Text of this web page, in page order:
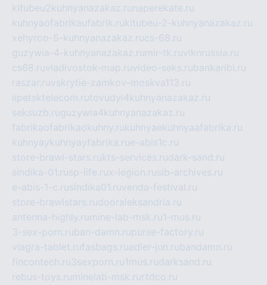
kitubeu2kuhnyanazakaz.ru naperekate.ru
kuhnyaofabrikaufabrik.rukitubeu-2-kuhnyanazakaz.ru
xehyroo-5-kuhnyanazakaz.rucs-68.ru
guzywia-4-kuhnyanazakaz.ru mir-tk.ruvlknrussia.ru
cs68.ruvladivostok-map.ruvideo-seks.rubankaribi.ru
raszar.ruvskrytie-zamkov-moskva113.ru
lipetsktelecom.rutovudyi4kuhnyanazakaz.ru
seksuzb.ruguzywia4kuhnyanazakaz.ru
fabrikaofabrikaokuhny.rukuhnyaekuhnyaafabrika.ru
kuhnyaykuhnyayfabrika.rue-abis1c.ru
store-brawl-stars.rukts-services.rudark-sand.ru
sindika-01.rusp-life.rux-legion.rusib-archives.ru
e-abis-1-c.rusindika01.ruvenda-festival.ru
store-brawlstars.rudooraleksandria.ru
antenna-highly.ru mine-lab-msk.ru1-mus.ru
3-sex-porn.ruban-damn.rupurse-factory.ru
viagra-tablet.rufasbags.ruadler-jun.rubandamn.ru
fincontech.ru3sexporn.ru1mus.rudarksand.ru
rebus-toys.ru minelab-msk.ru rtdco.ru